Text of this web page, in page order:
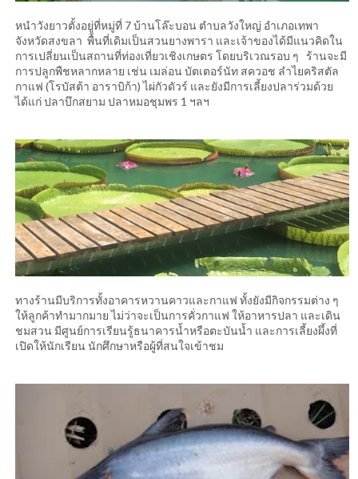
หนำวังยาวตั้งอยู่ที่หมู่ที่ 7 บ้านโล๊ะบอน ตำบลวังใหญ่ อำเภอเทพา
จังหวัดสงขลา พื้นที่เดิมเป็นสวนยางพารา และเจ้าของได้มีแนวคิดใน
การเปลี่ยนเป็นสถานที่ท่องเที่ยวเชิงเกษตร โดยบริเวณรอบ ๆ ร้านจะมี
การปลูกพืชหลากหลาย เช่น เมล่อน บัตเตอร์นัท สควอช ลำไยคริสตัล
กาแฟ (โรบัสต้า อาราบิก้า) ไผ่กัวดัวร์ และยังมีการเลี้ยงปลาร่วมด้วย
ได้แก่ ปลาบึกสยาม ปลาหมอชุมพร 1 ฯลฯ
ทางร้านมีบริการทั้งอาคารหวานคาวและกาแฟ ทั้งยังมีกิจกรรมต่าง ๆ
ให้ลูกค้าทำมากมาย ไม่ว่าจะเป็นการคั่วกาแฟ ให้อาหารปลา และเดิน
ชมสวน มีศูนย์การเรียนรู้ธนาคารน้ำหรือตะบันน้ำ และการเลี้ยงผึ้งที่
เปิดให้นักเรียน นักศึกษาหรือผู้ที่สนใจเข้าชม